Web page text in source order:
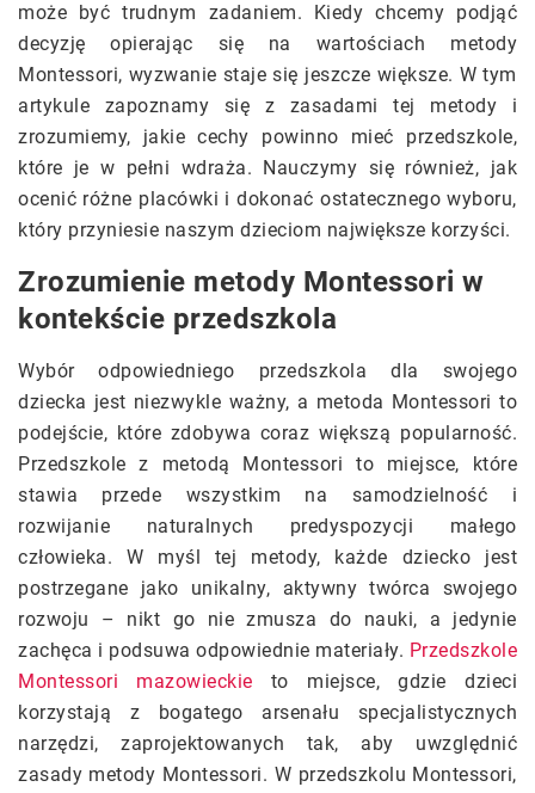
może być trudnym zadaniem. Kiedy chcemy podjąć
decyzję opierając się na wartościach metody
Montessori, wyzwanie staje się jeszcze większe. W tym
artykule zapoznamy się z zasadami tej metody i
zrozumiemy, jakie cechy powinno mieć przedszkole,
które je w pełni wdraża. Nauczymy się również, jak
ocenić różne placówki i dokonać ostatecznego wyboru,
który przyniesie naszym dzieciom największe korzyści.
Zrozumienie metody Montessori w
kontekście przedszkola
Wybór odpowiedniego przedszkola dla swojego
dziecka jest niezwykle ważny, a metoda Montessori to
podejście, które zdobywa coraz większą popularność.
Przedszkole z metodą Montessori to miejsce, które
stawia przede wszystkim na samodzielność i
rozwijanie naturalnych predyspozycji małego
człowieka. W myśl tej metody, każde dziecko jest
postrzegane jako unikalny, aktywny twórca swojego
rozwoju – nikt go nie zmusza do nauki, a jedynie
zachęca i podsuwa odpowiednie materiały. Przedszkole
Montessori mazowieckie to miejsce, gdzie dzieci
korzystają z bogatego arsenału specjalistycznych
narzędzi, zaprojektowanych tak, aby uwzględnić
zasady metody Montessori. W przedszkolu Montessori,